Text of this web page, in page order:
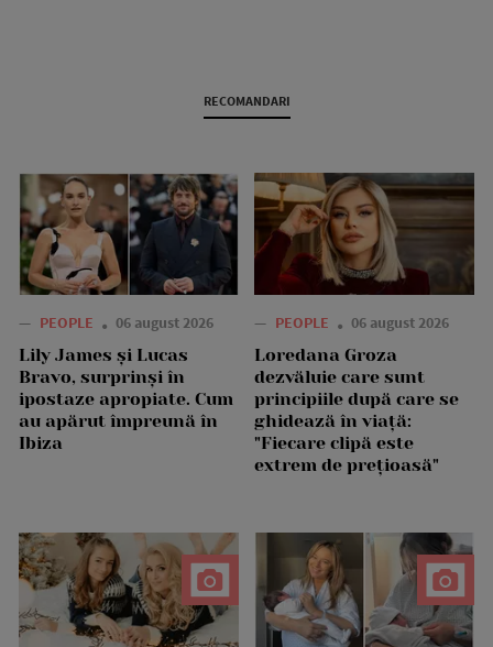
RECOMANDARI
— PEOPLE 06 august 2026
Lily James și Lucas
Bravo, surprinși în
ipostaze apropiate. Cum
au apărut împreună în
Ibiza
— PEOPLE 06 august 2026
Loredana Groza
dezvăluie care sunt
principiile după care se
ghidează în viață:
"Fiecare clipă este
extrem de prețioasă"